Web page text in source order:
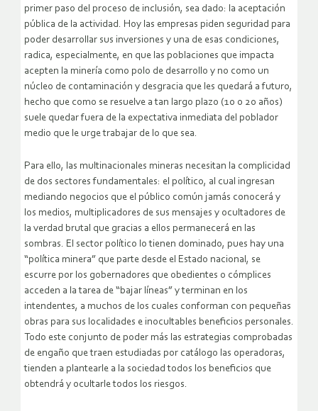
primer paso del proceso de inclusión, sea dado: la aceptación
pública de la actividad. Hoy las empresas piden seguridad para
poder desarrollar sus inversiones y una de esas condiciones,
radica, especialmente, en que las poblaciones que impacta
acepten la minería como polo de desarrollo y no como un
núcleo de contaminación y desgracia que les quedará a futuro,
hecho que como se resuelve a tan largo plazo (10 0 20 años)
suele quedar fuera de la expectativa inmediata del poblador
medio que le urge trabajar de lo que sea.
Para ello, las multinacionales mineras necesitan la complicidad
de dos sectores fundamentales: el político, al cual ingresan
mediando negocios que el público común jamás conocerá y
los medios, multiplicadores de sus mensajes y ocultadores de
la verdad brutal que gracias a ellos permanecerá en las
sombras. El sector político lo tienen dominado, pues hay una
“política minera” que parte desde el Estado nacional, se
escurre por los gobernadores que obedientes o cómplices
acceden a la tarea de “bajar líneas” y terminan en los
intendentes, a muchos de los cuales conforman con pequeñas
obras para sus localidades e inocultables beneficios personales.
Todo este conjunto de poder más las estrategias comprobadas
de engaño que traen estudiadas por catálogo las operadoras,
tienden a plantearle a la sociedad todos los beneficios que
obtendrá y ocultarle todos los riesgos.